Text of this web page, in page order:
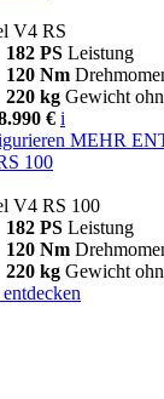
V4 RS
182 PS Leistung
120 Nm
220 kg Gewicht
€ i
MEHR
100
V4 RS 100
182 PS Leistung
120 Nm
220 kg Gewicht